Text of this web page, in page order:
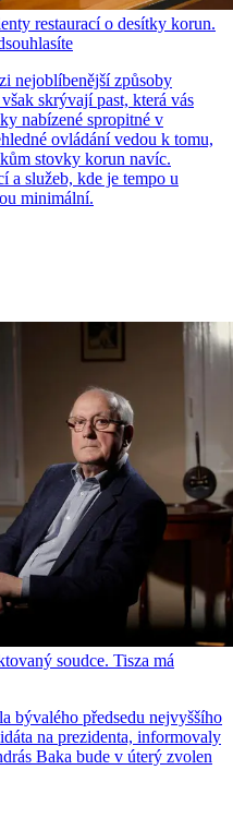
restaurací o desítky korun.
nejoblíbenější způsoby
skrývají past, která vás
nabízené spropitné v
ovládání vedou k tomu,
stovky korun navíc.
a služeb, kde je tempo u
minimální.
soudce. Tisza má
bývalého předsedu nejvyššího
na prezidenta, informovaly
Baka bude v úterý zvolen